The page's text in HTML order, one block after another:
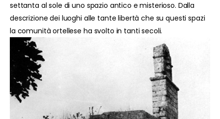
settanta al sole di uno spazio antico e misterioso. Dalla
descrizione dei luoghi alle tante libertà che su questi spazi
la comunità ortellese ha svolto in tanti secoli.